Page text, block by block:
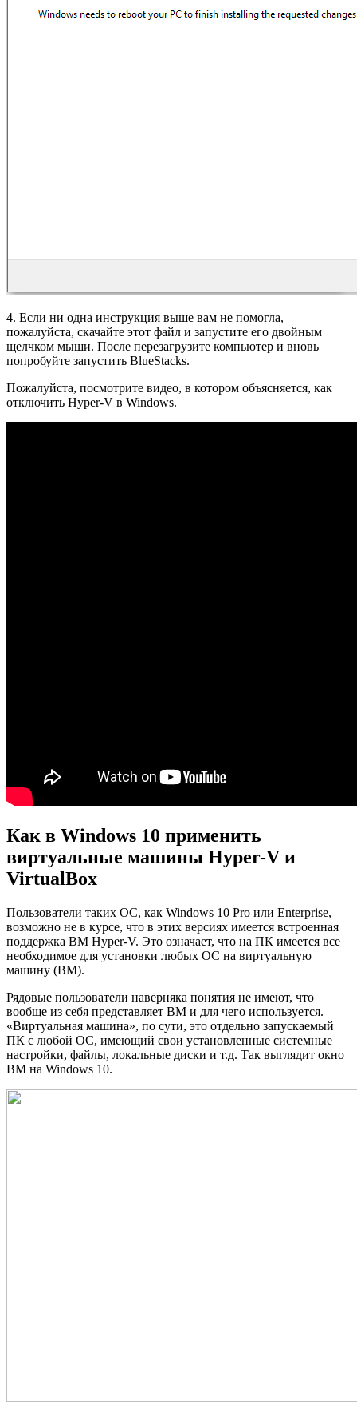
4. Если ни одна инструкция выше вам не помогла,
пожалуйста, скачайте этот файл и запустите его двойным
щелчком мыши. После перезагрузите компьютер и вновь
попробуйте запустить BlueStacks.
Пожалуйста, посмотрите видео, в котором объясняется, как
отключить Hyper-V в Windows.
Как в Windows 10 применить
виртуальные машины Hyper-V и
VirtualBox
Пользователи таких ОС, как Windows 10 Pro или Enterprise,
возможно не в курсе, что в этих версиях имеется встроенная
поддержка ВМ Hyper-V. Это означает, что на ПК имеется все
необходимое для установки любых ОС на виртуальную
машину (ВМ).
Рядовые пользователи наверняка понятия не имеют, что
вообще из себя представляет ВМ и для чего используется.
«Виртуальная машина», по сути, это отдельно запускаемый
ПК с любой ОС, имеющий свои установленные системные
настройки, файлы, локальные диски и т.д. Так выглядит окно
ВМ на Windows 10.